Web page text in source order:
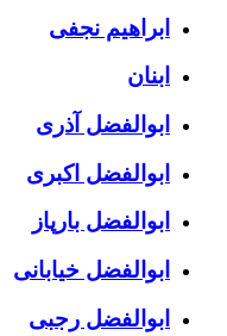
ابراهیم نجفی
ابنان
ابوالفضل آذری
ابوالفضل اکبری
ابوالفضل بارپاز
ابوالفضل خیابانی
ابوالفضل رجبی